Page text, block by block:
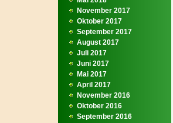
November 2017
Oktober 2017
September 2017
August 2017
Juli 2017
Juni 2017
Mai 2017
April 2017
November 2016
Oktober 2016
September 2016